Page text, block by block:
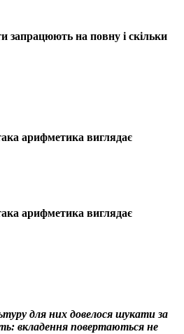
запрацюють на повну і скільки
арифметика виглядає
арифметика виглядає
для них довелося шукати за
вкладення повертаються не